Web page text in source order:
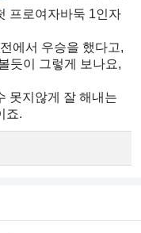
프로여자바둑 1인자
에서 우승을 했다고,
듯이 그렇게 보나요,
못지않게 잘 해내는
죠.